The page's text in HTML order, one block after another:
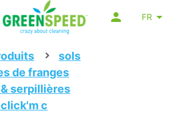
FR
sols
de franges
serpillières
c